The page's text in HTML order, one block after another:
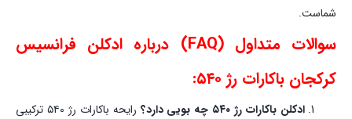
شماست.
سوالات متداول (FAQ) درباره ادکلن فرانسیس
کرکجان باکارات رژ ۵۴۰:
ادکلن باکارات رژ ۵۴۰ چه بویی دارد؟
رایحه باکارات رژ ۵۴۰ ترکیبی